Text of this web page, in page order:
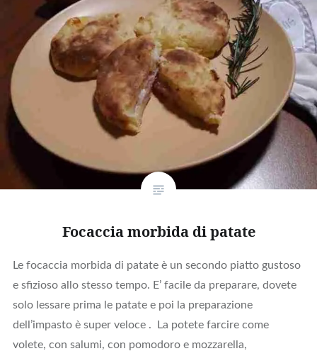
Focaccia morbida di patate
Le focaccia morbida di patate è un secondo piatto gustoso
e sfizioso allo stesso tempo. E’ facile da preparare, dovete
solo lessare prima le patate e poi la preparazione
dell’impasto è super veloce . La potete farcire come
volete, con salumi, con pomodoro e mozzarella,